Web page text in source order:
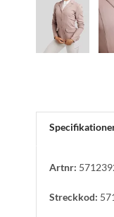
Artnr:
Streckkod: